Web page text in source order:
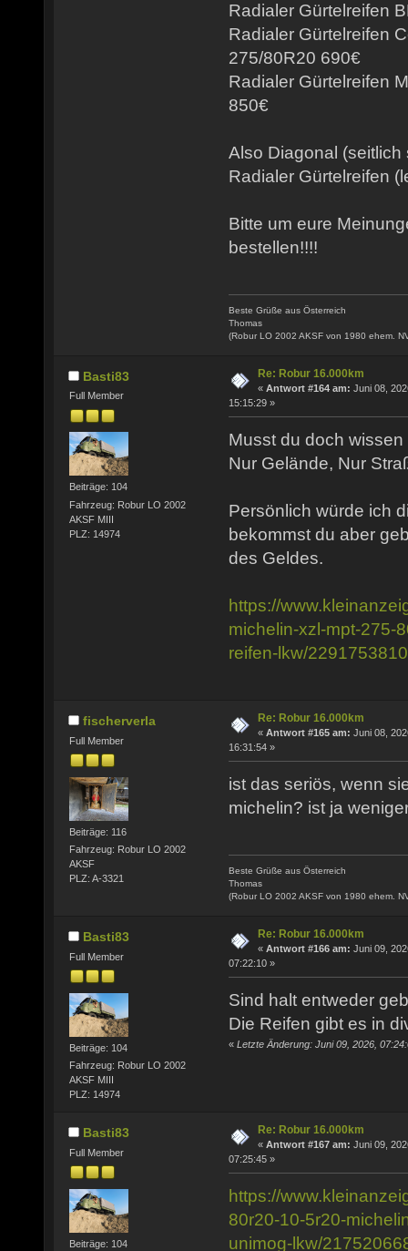
Radialer Gürtelreifen
Radialer Gürtelreifen
275/80R20 690€
Radialer Gürtelreifen
850€
Also Diagonal
Radialer Gürtelreifen
Bitte um eure
bestellen!!!!
Beste Grüße aus Österreich
Thomas
(Robur LO 2002 AKSF von 1980 ehem.
Basti83
Full Member
Beiträge: 104
Fahrzeug: Robur LO 2002
AKSF MIII
PLZ: 14974
Re: Robur 16.000km
« Antwort #164 am: Juni 08,
15:15:29 »
Musst du doch
Nur Gelände, Nur
Persönlich würde ich
bekommst du aber
des Geldes.
https://
michelin-xzl-mpt-275-
reifen-lkw/
fischerverla
Full Member
Beiträge: 116
Fahrzeug: Robur LO 2002
AKSF
PLZ: A-3321
Re: Robur 16.000km
« Antwort #165 am: Juni 08,
16:31:54 »
ist das seriös, wenn
michelin? ist ja
Beste Grüße aus Österreich
Thomas
(Robur LO 2002 AKSF von 1980 ehem.
Basti83
Full Member
Beiträge: 104
Fahrzeug: Robur LO 2002
AKSF MIII
PLZ: 14974
Re: Robur 16.000km
« Antwort #166 am: Juni 09,
07:22:10 »
Sind halt entweder
Die Reifen gibt es in
« Letzte Änderung: Juni 09, 2026,
Basti83
Full Member
Beiträge: 104
Re: Robur 16.000km
« Antwort #167 am: Juni 09,
07:25:45 »
https://
80r20-10-5r20-
unimog-lkw/